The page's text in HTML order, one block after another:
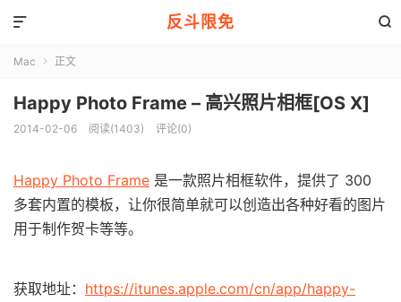
反斗限免 

Mac  正文
Happy Photo Frame – 高兴照片相框[OS X]
2014-02-06 阅读(1403) 评论(0)
Happy Photo Frame 是一款照片相框软件，提供了 300
多套内置的模板，让你很简单就可以创造出各种好看的图片
用于制作贺卡等等。
获取地址： https://itunes.apple.com/cn/app/happy-